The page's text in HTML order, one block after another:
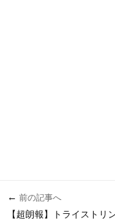
← 前の記事へ
【超朗報】トライストリ